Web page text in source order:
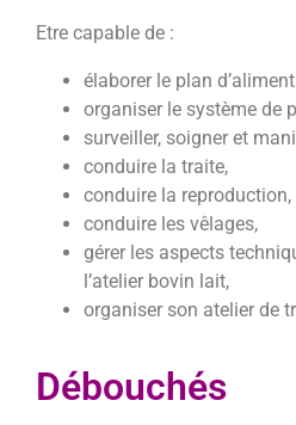
Etre capable de :
élaborer le plan
organiser le système de
surveiller, soigner et
conduire la traite,
conduire la reproduction,
conduire les vêlages,
gérer les aspects
l’atelier bovin lait,
organiser son atelier de
Débouchés